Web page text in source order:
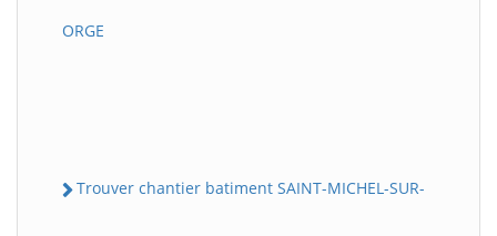
ORGE
Trouver chantier batiment SAINT-MICHEL-SUR-